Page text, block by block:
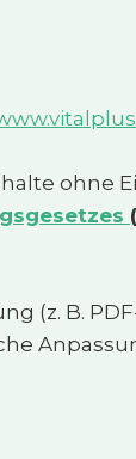
ohne
(z. B.